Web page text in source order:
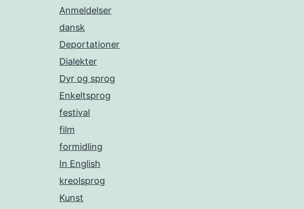
Anmeldelser
dansk
Deportationer
Dialekter
Dyr og sprog
Enkeltsprog
festival
film
formidling
In English
kreolsprog
Kunst